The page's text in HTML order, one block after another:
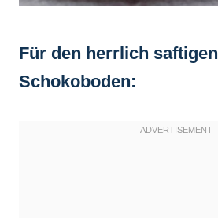
Für den herrlich saftigen
Schokoboden: